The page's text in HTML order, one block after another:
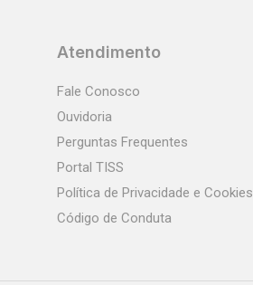
Atendimento
Fale Conosco
Ouvidoria
Perguntas Frequentes
Portal TISS
Política de Privacidade e Cookies
Código de Conduta